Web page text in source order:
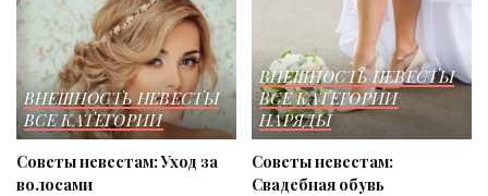
ВНЕШНОСТЬ НЕВЕСТЫ
ВСЕ КАТЕГОРИИ
Советы невестам: Уход за
волосами
ВНЕШНОСТЬ НЕВЕСТЫ
ВСЕ КАТЕГОРИИ
НАРЯДЫ
Советы невестам:
Свадебная обувь